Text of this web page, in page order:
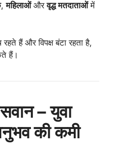
,महिलाओंऔरवृद्ध मतदाताओंमें
हैं और विपक्ष बंटा रहता है,
हैं।
– युवा
की कमी